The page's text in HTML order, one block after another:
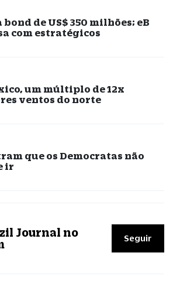
de US$ 350 milhões; eB
com estratégicos
um múltiplo de 12x
ventos do norte
que os Democratas não
ir
Journal no
Seguir